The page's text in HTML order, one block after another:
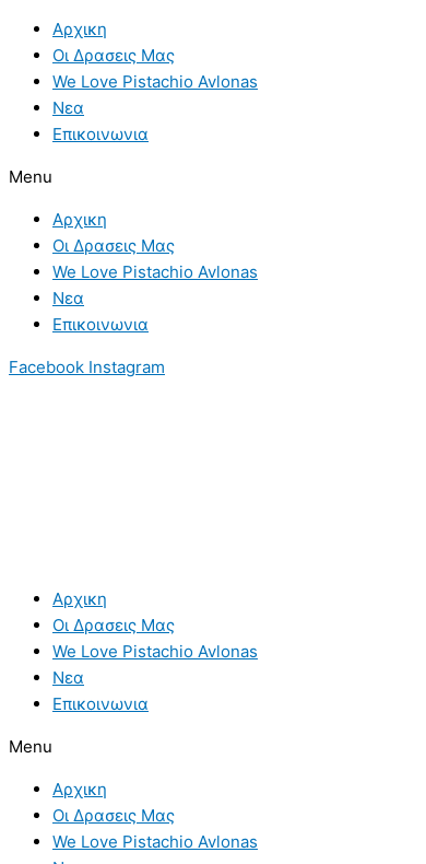
content
Αρχικη
Οι Δρασεις Μας
We Love Pistachio Avlonas
Νεα
Επικοινωνια
Menu
Αρχικη
Οι Δρασεις Μας
We Love Pistachio Avlonas
Νεα
Επικοινωνια
Facebook Instagram
Αρχικη
Οι Δρασεις Μας
We Love Pistachio Avlonas
Νεα
Επικοινωνια
Menu
Αρχικη
Οι Δρασεις Μας
We Love Pistachio Avlonas
“ροζ”
ταξίδι
του
Μάρτη
στις
ανθισμένες